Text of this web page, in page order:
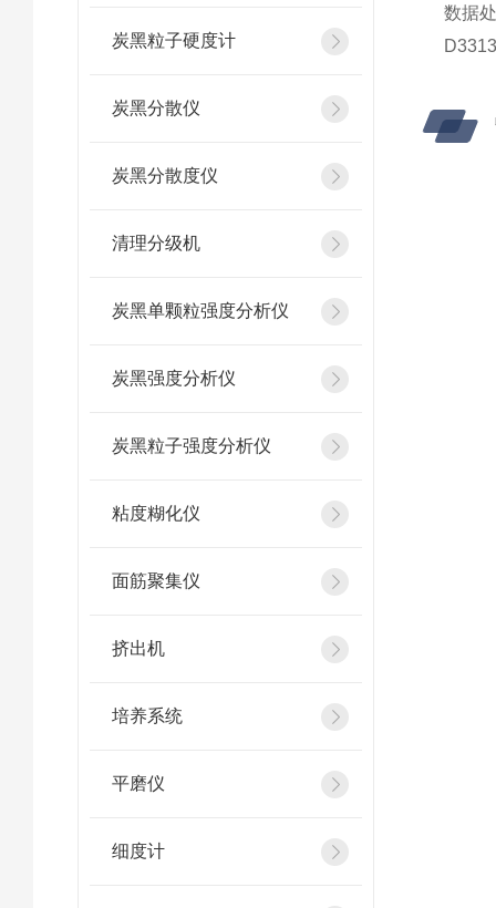
炭黑粒子硬度计
炭黑分散仪
炭黑分散度仪
清理分级机
炭黑单颗粒强度分析仪
炭黑强度分析仪
炭黑粒子强度分析仪
粘度糊化仪
面筋聚集仪
挤出机
培养系统
平磨仪
细度计
数据